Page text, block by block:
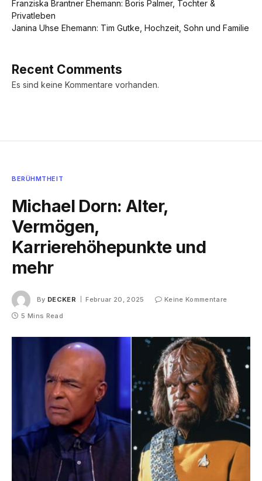
Franziska Brantner Ehemann: Boris Palmer, Tochter &
Privatleben
Janina Uhse Ehemann: Tim Gutke, Hochzeit, Sohn und Familie
Recent Comments
Es sind keine Kommentare vorhanden.
BERÜHMTHEIT
Michael Dorn: Alter,
Vermögen,
Karrierehöhepunkte und
mehr
By DECKER Februar 20, 2025
Keine Kommentare
5 Mins Read